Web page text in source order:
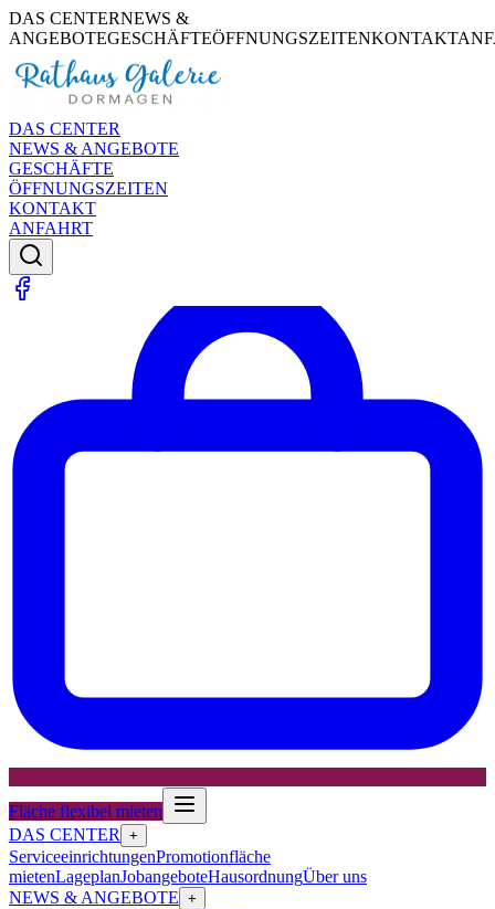
DAS CENTERNEWS &
ANGEBOTEGESCHÄFTEÖFFNUNGSZEITENKONTAKT
DAS CENTER
NEWS & ANGEBOTE
GESCHÄFTE
ÖFFNUNGSZEITEN
KONTAKT
ANFAHRT
Fläche flexibel mieten
DAS CENTER
+
ServiceeinrichtungenPromotionfläche
mietenLageplanJobangeboteHausordnungÜber uns
NEWS & ANGEBOTE +